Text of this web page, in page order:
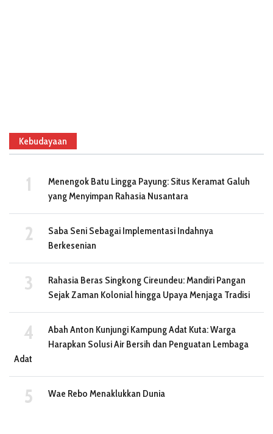
Kebudayaan
Menengok Batu Lingga Payung: Situs Keramat Galuh
yang Menyimpan Rahasia Nusantara
Saba Seni Sebagai Implementasi Indahnya
Berkesenian
Rahasia Beras Singkong Cireundeu: Mandiri Pangan
Sejak Zaman Kolonial hingga Upaya Menjaga Tradisi
Abah Anton Kunjungi Kampung Adat Kuta: Warga
Harapkan Solusi Air Bersih dan Penguatan Lembaga
Adat
Wae Rebo Menaklukkan Dunia